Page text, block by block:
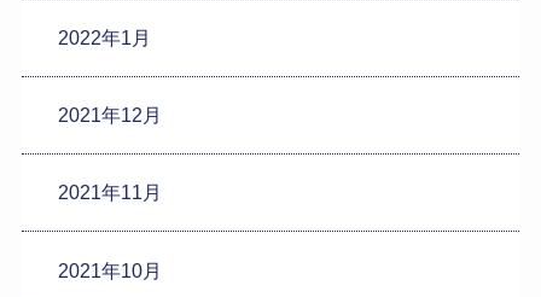
2022年1月
2021年12月
2021年11月
2021年10月